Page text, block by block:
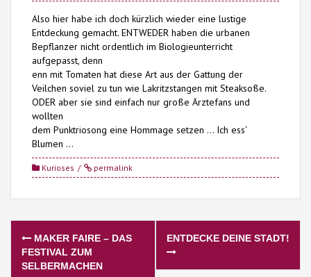
Also hier habe ich doch kürzlich wieder eine lustige
Entdeckung gemacht. ENTWEDER haben die urbanen
Bepflanzer nicht ordentlich im Biologieunterricht
aufgepasst, denn
enn mit Tomaten hat diese Art aus der Gattung der
Veilchen soviel zu tun wie Lakritzstangen mit Steaksoße.
ODER aber sie sind einfach nur große Ärztefans und
wollten
dem Punktriosong eine Hommage setzen … Ich ess‘
Blumen …
Kurioses permalink
Post
navigation
MAKER FAIRE – DAS
FESTIVAL ZUM
SELBERMACHEN
ENTDECKE DEINE STADT!